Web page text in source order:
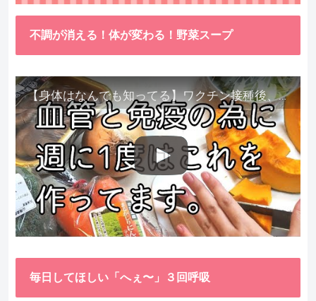
不調が消える！体が変わる！野菜スープ
【身体はなんでも知ってる】ワクチン接種後、異常に食べたくなった野菜が細胞回復に貢献してくれました。
毎日してほしい「へぇ〜」３回呼吸